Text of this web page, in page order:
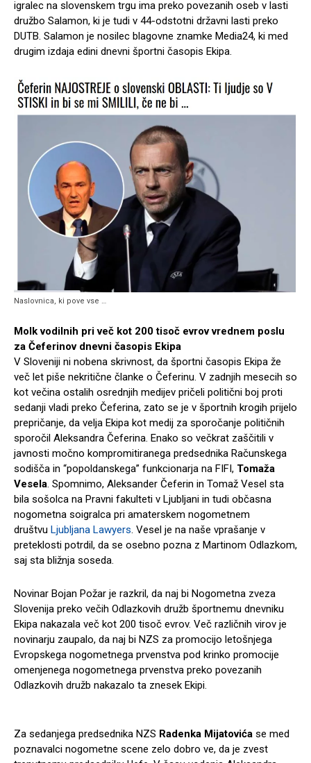
igralec na slovenskem trgu ima preko povezanih oseb v lasti
družbo Salamon, ki je tudi v 44-odstotni državni lasti preko
DUTB. Salamon je nosilec blagovne znamke Media24, ki med
drugim izdaja edini dnevni športni časopis Ekipa.
Naslovnica, ki pove vse …
Molk vodilnih pri več kot 200 tisoč evrov vrednem poslu
za Čeferinov dnevni časopis Ekipa
V Sloveniji ni nobena skrivnost, da športni časopis Ekipa že
več let piše nekritične članke o Čeferinu. V zadnjih mesecih so
kot večina ostalih osrednjih medijev pričeli politični boj proti
sedanji vladi preko Čeferina, zato se je v športnih krogih prijelo
prepričanje, da velja Ekipa kot medij za sporočanje političnih
sporočil Aleksandra Čeferina. Enako so večkrat zaščitili v
javnosti močno kompromitiranega predsednika Računskega
sodišča in “popoldanskega” funkcionarja na FIFI, Tomaža
Vesela. Spomnimo, Aleksander Čeferin in Tomaž Vesel sta
bila sošolca na Pravni fakulteti v Ljubljani in tudi občasna
nogometna soigralca pri amaterskem nogometnem
društvu Ljubljana Lawyers. Vesel je na naše vprašanje v
preteklosti potrdil, da se osebno pozna z Martinom Odlazkom,
saj sta bližnja soseda.
Novinar Bojan Požar je razkril, da naj bi Nogometna zveza
Slovenija preko večih Odlazkovih družb športnemu dnevniku
Ekipa nakazala več kot 200 tisoč evrov. Več različnih virov je
novinarju zaupalo, da naj bi NZS za promocijo letošnjega
Evropskega nogometnega prvenstva pod krinko promocije
omenjenega nogometnega prvenstva preko povezanih
Odlazkovih družb nakazalo ta znesek Ekipi.
Za sedanjega predsednika NZS Radenka Mijatovića se med
poznavalci nogometne scene zelo dobro ve, da je zvest